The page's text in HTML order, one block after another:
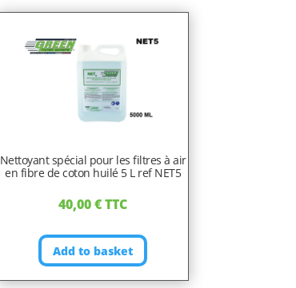
Nettoyant spécial pour les filtres à air
en fibre de coton huilé 5 L ref NET5
40,00€ TTC
Add to basket